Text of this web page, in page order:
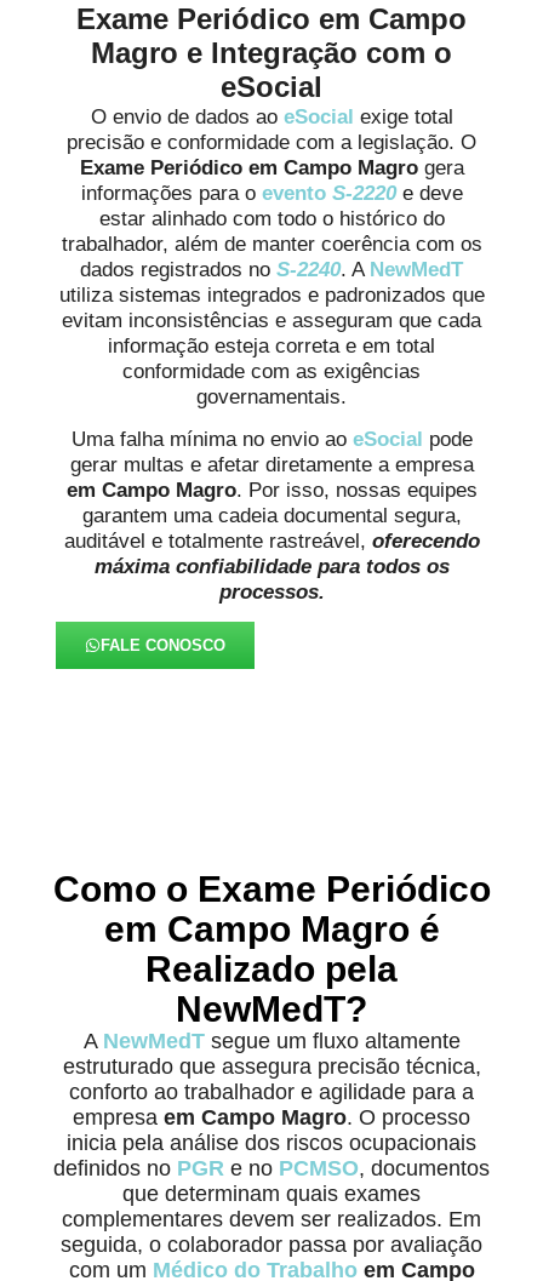
Exame Periódico em Campo
Magro e Integração com o
eSocial
O envio de dados ao eSocial exige total
precisão e conformidade com a legislação. O
Exame Periódico em Campo Magrogera
informações para o evento S-2220e deve
estar alinhado com todo o histórico do
trabalhador, além de manter coerência com os
dados registrados no S-2240. A NewMedT
utiliza sistemas integrados e padronizados que
evitam inconsistências e asseguram que cada
informação esteja correta e em total
conformidade com as exigências
governamentais.
Uma falha mínima no envio ao eSocial pode
gerar multas e afetar diretamente a empresa
em Campo Magro. Por isso, nossas equipes
garantem uma cadeia documental segura,
auditável e totalmente rastreável, oferecendo
máxima confiabilidade para todos os
processos.
FALE CONOSCO
Como o Exame Periódico
em Campo Magro é
Realizado pela
NewMedT?
A NewMedT segue um fluxo altamente
estruturado que assegura precisão técnica,
conforto ao trabalhador e agilidade para a
empresa em Campo Magro. O processo
inicia pela análise dos riscos ocupacionais
definidos no PGR e no PCMSO, documentos
que determinam quais exames
complementares devem ser realizados. Em
seguida, o colaborador passa por avaliação
com um Médico do Trabalhoem Campo